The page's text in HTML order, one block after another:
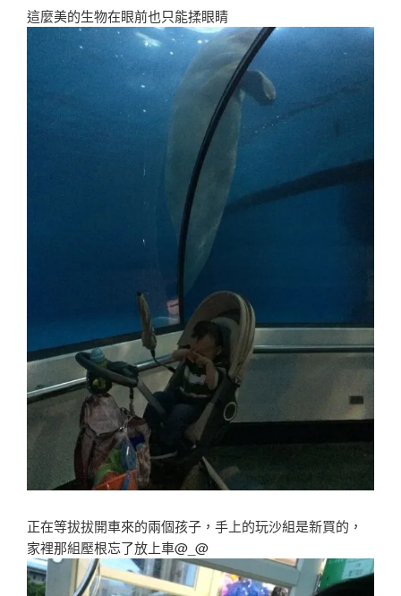
這麼美的生物在眼前也只能揉眼睛
正在等拔拔開車來的兩個孩子，手上的玩沙組是新買的，
家裡那組壓根忘了放上車@_@